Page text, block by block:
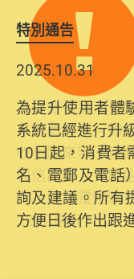
特別通告
2025.10.31
為提升使用者體
系統已經進行升
10日起，消費者
名、電郵及電話
詢及建議。所有
方便日後作出跟